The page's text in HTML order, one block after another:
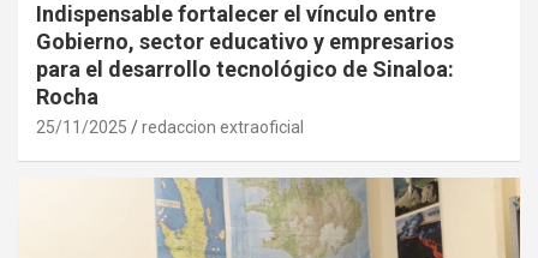
Indispensable fortalecer el vínculo entre
Gobierno, sector educativo y empresarios
para el desarrollo tecnológico de Sinaloa:
Rocha
25/11/2025 redaccion extraoficial